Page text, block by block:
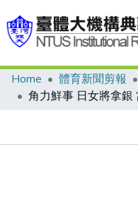
Communities & Collections
Home 體育新聞剪報